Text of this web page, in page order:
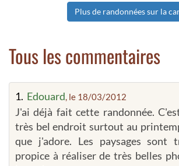
Plus de randonnées sur la
Tous les commentaires
1. Edouard, le 18/03/2012
J'ai déjà fait cette randonnée.
très bel endroit surtout au
que j'adore. Les paysages sont
propice à réaliser de très belles